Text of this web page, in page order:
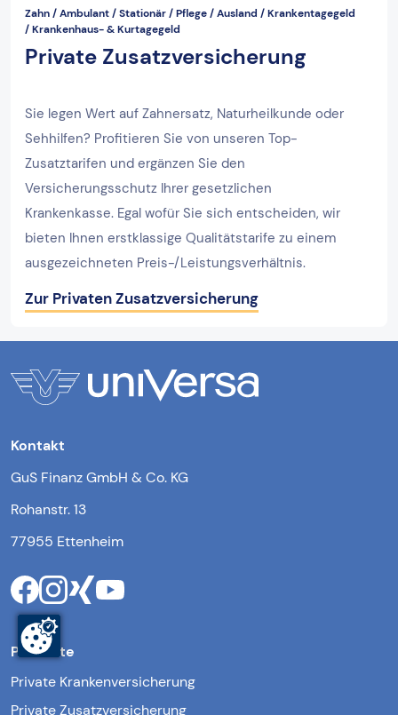
Zahn / Ambulant / Stationär / Pflege / Ausland / Krankentagegeld
/ Krankenhaus- & Kurtagegeld
Private Zusatzversicherung
Sie legen Wert auf Zahnersatz, Naturheilkunde oder
Sehhilfen? Profitieren Sie von unseren Top-
Zusatztarifen und ergänzen Sie den
Versicherungsschutz Ihrer gesetzlichen
Krankenkasse. Egal wofür Sie sich entscheiden, wir
bieten Ihnen erstklassige Qualitätstarife zu einem
ausgezeichneten Preis-/Leistungsverhältnis.
Zur Privaten Zusatzversicherung
Kontakt
GuS Finanz GmbH & Co. KG
Rohanstr. 13
77955 Ettenheim
Produkte
Private Krankenversicherung
Private Zusatzversicherung